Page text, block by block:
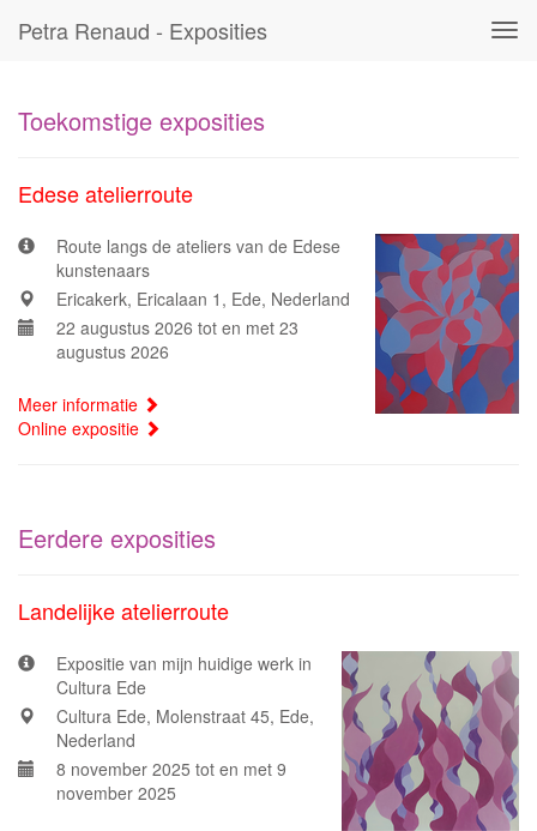
Petra Renaud - Exposities
Toekomstige exposities
Edese atelierroute
Route langs de ateliers van de Edese
kunstenaars
Ericakerk, Ericalaan 1, Ede, Nederland
22 augustus 2026 tot en met 23
augustus 2026
Meer informatie
Online expositie
Eerdere exposities
Landelijke atelierroute
Expositie van mijn huidige werk in
Cultura Ede
Cultura Ede, Molenstraat 45, Ede,
Nederland
8 november 2025 tot en met 9
november 2025